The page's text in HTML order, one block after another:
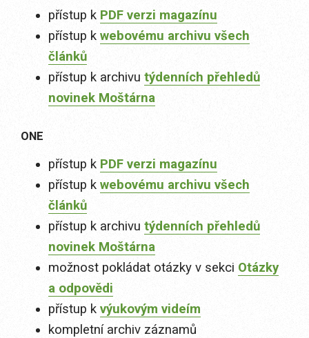
přístup k PDF verzi magazínu
přístup k webovému archivu všech
článků
přístup k archivu týdenních přehledů
novinek Moštárna
ONE
přístup k PDF verzi magazínu
přístup k webovému archivu všech
článků
přístup k archivu týdenních přehledů
novinek Moštárna
možnost pokládat otázky v sekci Otázky
a odpovědi
přístup k výukovým videím
kompletní archiv záznamů